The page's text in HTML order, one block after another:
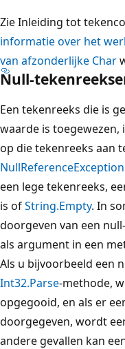
Zie Inleiding tot
informatie over het
van afzonderlijke Char
Null-
Een tekenreeks die is
waarde is toegewezen,
op die tekenreeks aan
NullReferenceException
een lege tekenreeks,
is ofString.Empty. In
doorgeven van een
als argument in een
Als u bijvoorbeeld een
Int32.Parse-methode,
opgegooid, en als er
doorgegeven, wordt
andere gevallen kan